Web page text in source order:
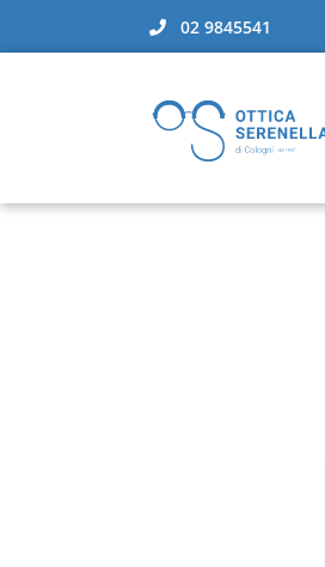
02 9845541